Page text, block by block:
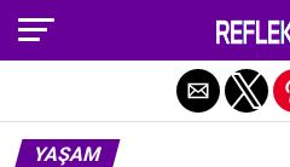
YAŞAM
Exit mobile